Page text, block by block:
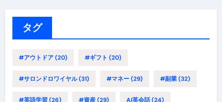
タグ
#アウトドア(20) #ギフト (20)
#サロンドロワイヤル(31) #マネー(29) #副業(32)
#英語学習(26) #資産(29) AI英会話(24)